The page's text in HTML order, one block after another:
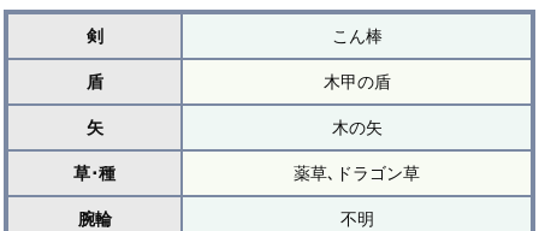
剣 こん棒
盾 木甲の盾
矢 木の矢
草･種 薬草､ドラゴン草
腕輪 不明